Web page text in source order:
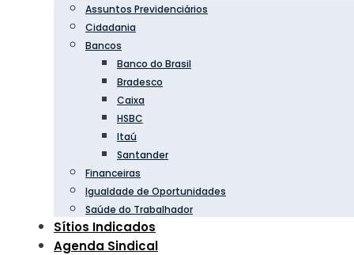
Assuntos Previdenciários
Cidadania
Bancos
Banco do Brasil
Bradesco
Caixa
HSBC
Itaú
Santander
Financeiras
Igualdade de Oportunidades
Saúde do Trabalhador
Sítios Indicados
Agenda Sindical